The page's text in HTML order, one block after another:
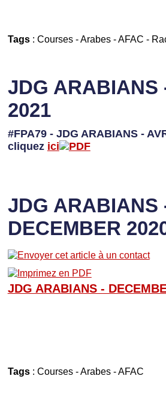
Tags: Courses-Arabes-AFAC -
JDG ARABIANS
2021
#FPA79 - JDG ARABIANS -
cliquez ici
JDG ARABIANS
DECEMBER
JDG ARABIANS - D
Tags: Courses-Arabes-AFAC